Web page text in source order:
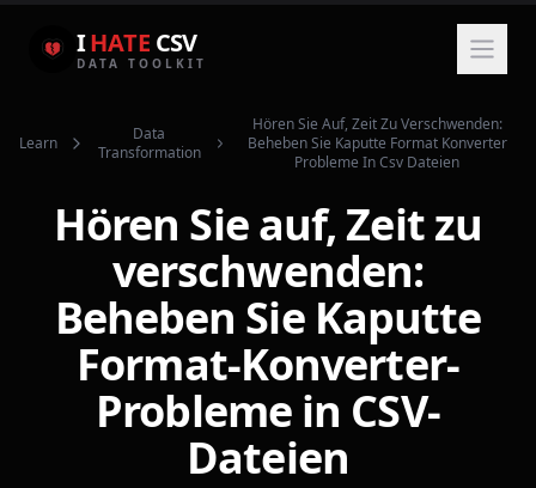
IHATE CSV
DATA TOOLKIT
Learn
Data
Transformation
Hören Sie Auf, Zeit Zu Verschwenden:
Beheben Sie Kaputte Format Konverter
Probleme In Csv Dateien
Hören Sie auf, Zeit zu
verschwenden:
Beheben Sie Kaputte
Format-Konverter-
Probleme in CSV-
Dateien